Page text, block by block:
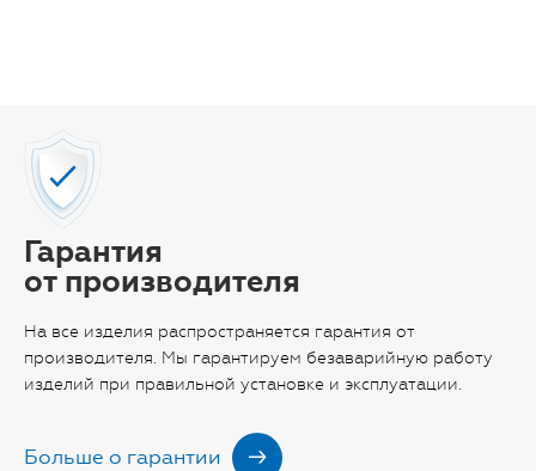
Гарантия
от производителя
На все изделия распространяется гарантия от
производителя. Мы гарантируем безаварийную работу
изделий при правильной установке и эксплуатации.
Больше о гарантии